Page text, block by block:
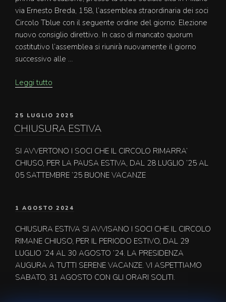
via Ernesto Breda, 158, l’assemblea straordinaria dei soci
Circolo Tblue con il seguente ordine del giorno: Elezione
nuovo consiglio direttivo. In caso di mancato quorum
costitutivo l’assemblea si riunirà nuovamente il giorno
successivo alle …
Leggi tutto
PUBBLICATO
IL
25 LUGLIO 2025
CHIUSURA ESTIVA
SI AVVERTONO I SOCI CHE IL CIRCOLO RIMARRA’
CHIUSO, PER LA PAUSA ESTIVA, DAL 28 LUGLIO ’25 AL
05 SATTEMBRE ’25 BUONE VACANZE
PUBBLICATO
1 AGOSTO 2024
CHIUSURA ESTIVA SI AVVISANO I SOCI CHE IL CIRCOLO
RIMANE CHIUSO, PER IL PERIODO ESTIVO, DAL 29
LUGLIO ’24 AL 30 AGOSTO ’24. LA PRESIDENZA
AUGURA A TUTTI SERENE VACANZE. VI ASPETTIAMO
SABATO, 31 AGOSTO CON GLI ORARI SOLITI.